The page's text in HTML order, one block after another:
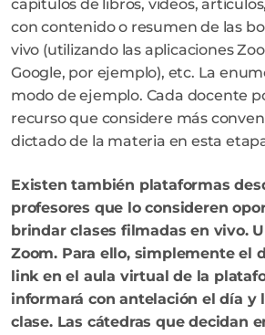
capítulos de libros, videos,
con contenido o resumen de las
vivo (utilizando las aplicaciones
Google, por ejemplo), etc. La
modo de ejemplo. Cada docente
recurso que considere más
dictado de la materia en esta
Existen también plataformas
profesores que lo consideren
brindar clases filmadas en vivo.
Zoom. Para ello, simplemente el
link en el aula virtual de la
informará con antelación el día y
clase. Las cátedras que decidan